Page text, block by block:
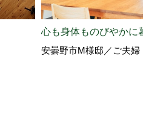
心も身体ものびやかに
安曇野市M様邸／ご夫婦